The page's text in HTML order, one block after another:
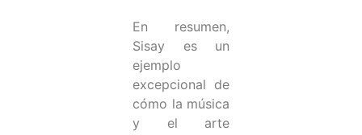
En resumen,
Sisay es un
ejemplo
excepcional de
cómo la música
y el arte